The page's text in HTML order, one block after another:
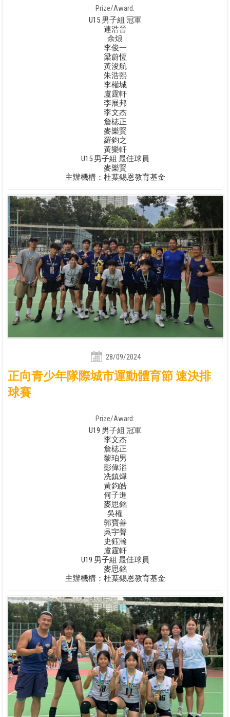
Prize/Award:
U15 男子組 冠軍
連浩晉
余烺
李俊一
梁蔚恆
黃浚航
朱浩熙
李權城
盧霆軒
李展邦
李文杰
詹梽正
麥樂賢
羅鈞之
黃樂軒
U15 男子組 最佳球員
麥樂賢
主辦機構：杜葉錫恩教育基金
28/09/2024
正向青少年隊際城市運動體育節 速決排
球賽
Prize/Award:
U19 男子組 冠軍
李文杰
詹梽正
黎珀男
彭偉滔
冼鎮燁
黃鈞皓
何子進
麥思銘
吳權
郭寶善
吳宇聲
史鈺瀚
盧霆軒
U19 男子組 最佳球員
麥思銘
主辦機構：杜葉錫恩教育基金